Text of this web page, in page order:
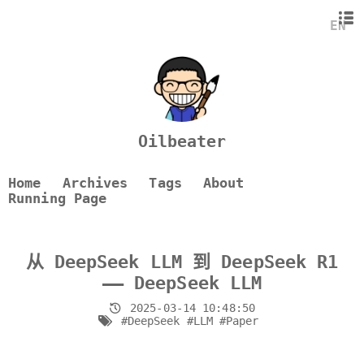
Oilbeater
Home Archives Tags
About
Running Page
从 DeepSeek LLM 到 DeepSeek R1
—— DeepSeek LLM
2025-03-14 10:48:50
#DeepSeek #LLM #Paper
EN